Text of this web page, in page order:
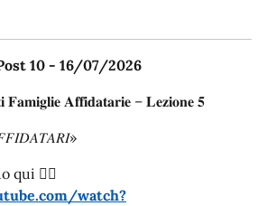
10 - 16/07/2026
𝐅𝐚𝐦𝐢𝐠𝐥𝐢𝐞 𝐀𝐟𝐟𝐢𝐝𝐚𝐭𝐚𝐫𝐢𝐞 – 𝐋𝐞𝐳𝐢𝐨𝐧𝐞 𝟓
👇🏻
watch?